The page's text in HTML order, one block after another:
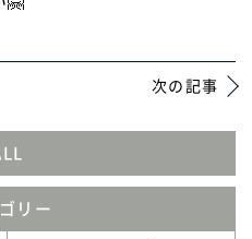
次の記事
リー